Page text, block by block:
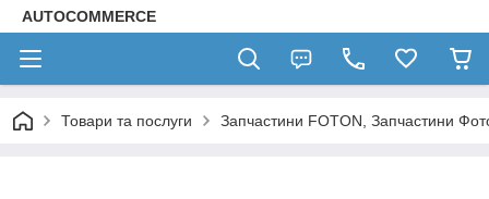
AUTOCOMMERCE
Товари та послуги Запчастини FOTON, Запчастини